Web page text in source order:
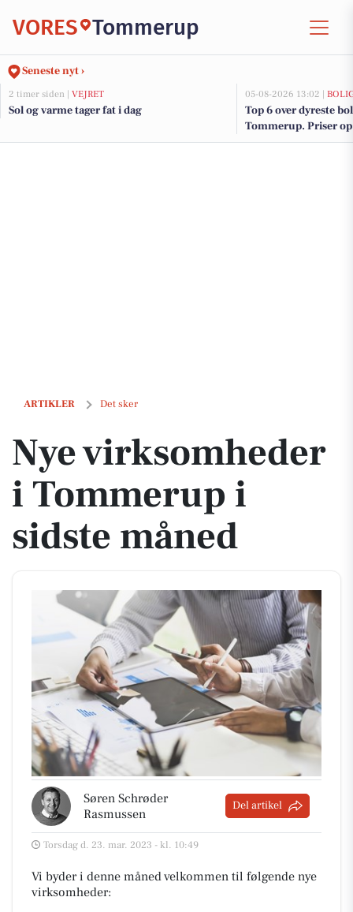
VORES Tommerup
Seneste nyt ›
2 timer siden | VEJRET
Sol og varme tager fat i dag
05-08-2026 13:02 |
Top 6 over dyreste
Tommerup. Priser
ARTIKLER Det sker
Nye virksomheder i Tommerup i sidste måned
Nye virksomheder
i Tommerup i
sidste måned
Søren Schrøder
Rasmussen
Del artikel
Torsdag d. 23. mar. 2023 - kl. 10:49
Vi byder i denne måned velkommen til følgende nye
virksomheder: